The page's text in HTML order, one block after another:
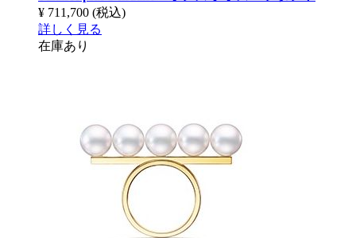
¥ 711,700 (税込)
詳しく見る
在庫あり